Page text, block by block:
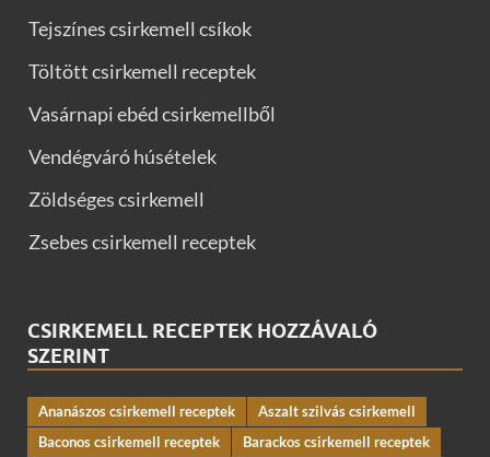
Tejszínes csirkemell csíkok
Töltött csirkemell receptek
Vasárnapi ebéd csirkemellből
Vendégváró húsételek
Zöldséges csirkemell
Zsebes csirkemell receptek
CSIRKEMELL RECEPTEK HOZZÁVALÓ
SZERINT
Ananászos csirkemell receptek
Aszalt szilvás csirkemell
Baconos csirkemell receptek
Barackos csirkemell receptek